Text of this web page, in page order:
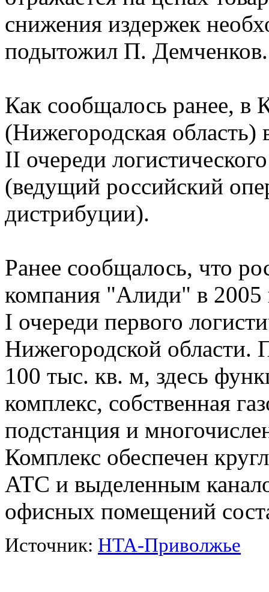
снижения издержек
подытожил П. Демченков.
Как сообщалось ранее, в
(Нижегородская область)
II очереди
(ведущий российский
дистрибуции).
Ранее сообщалось, что
компания "Алиди" в 2005
I очереди первого
Нижегородской области.
100 тыс. кв. м, здесь
комплекс, собственная
подстанция и
Комплекс обеспечен
АТС и выделенным
офисных помещений
Источник: НТА-Приволжье